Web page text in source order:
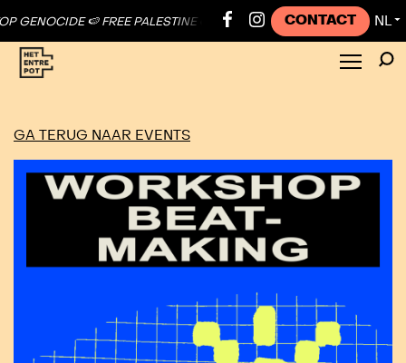
🍉 FREE PALESTINE ● 🍉 STOP GENOCIDE 🍉 FREE
CONTACT NL ▼
GA TERUG NAAR EVENTS